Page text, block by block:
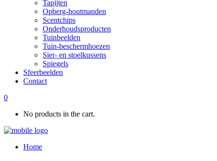
Tapijten
Opberg-houtmanden
Scentchips
Onderhoudsproducten
Tuinbeelden
Tuin-beschermhoezen
Sier- en stoelkussens
Spiegels
Sfeerbeelden
Contact
0
No products in the cart.
Home